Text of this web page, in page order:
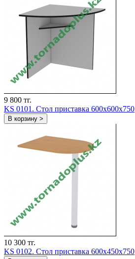
9 800 тг.
KS 0101. Стол приставка 600х600х750
В корзину >
10 300 тг.
KS 0102. Стол приставка 600х450х750